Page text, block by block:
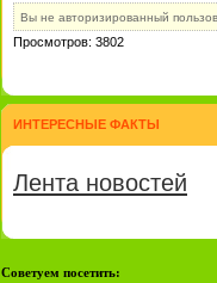
Вы не авторизированный
Просмотров: 3802
ИНТЕРЕСНЫЕ ФАКТЫ
Лента новостей
Советуем посетить: